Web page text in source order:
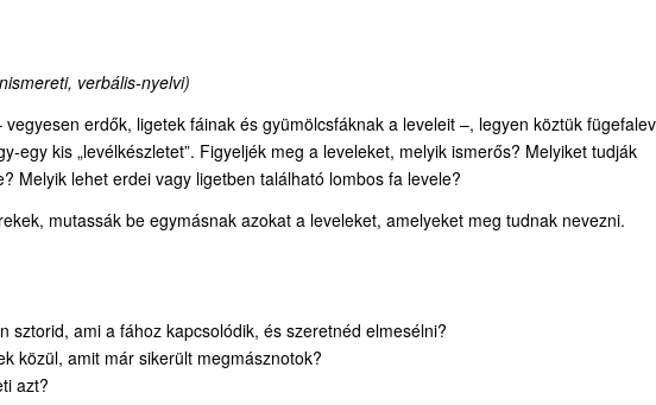
verbális-nyelvi)
erdők, ligetek fáinak és gyümölcsfáknak a leveleit –, legyen köztük
egy kis „levélkészletet”. Figyeljék meg a leveleket, melyik ismerős? Melyiket tudják
Melyik lehet erdei vagy ligetben található lombos fa levele?
mutassák be egymásnak azokat a leveleket, amelyeket meg tudnak nevezni.
sztorid, ami a fához kapcsolódik, és szeretnéd elmesélni?
közül, amit már sikerült megmásznotok?
azt?